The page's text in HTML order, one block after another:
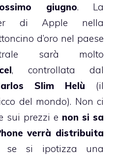
giugno. La
di Apple nella
d’oro nel paese
sarà molto
, controllata dal
Slim Helù (il
del mondo). Non ci
sui prezzi e non si sa
verrà distribuita
se si ipotizza una